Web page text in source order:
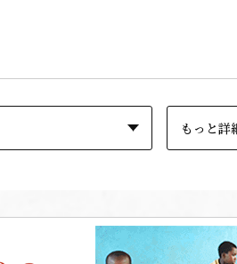
もっと詳